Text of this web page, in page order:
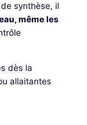
synthèse, il
même les
dès la
allaitantes